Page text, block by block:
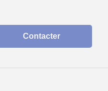
Contacter